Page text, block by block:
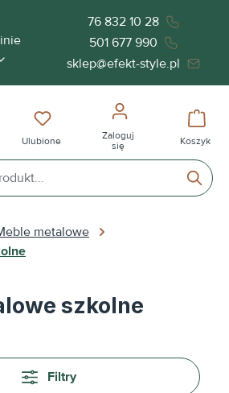
76 832 10 28
501 677 990
sklep@efekt-style.pl
Masz 0 przedmioty na liście
Ulubione
Zaloguj
się
Koszyk
metalowe
szkolne
Filtry